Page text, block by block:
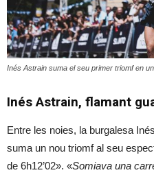
Inés Astrain suma el seu primer triomf en
Inés Astrain, flamant
Entre les noies, la burgalesa
suma un nou triomf al seu
de 6h12’02». «Somiava una